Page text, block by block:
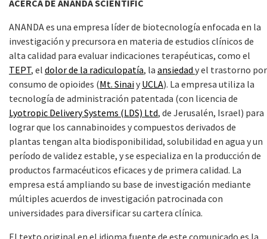
ACERCA DE ANANDA SCIENTIFIC
ANANDA es una empresa líder de biotecnología enfocada en la
investigación y precursora en materia de estudios clínicos de
alta calidad para evaluar indicaciones terapéuticas, como el
TEPT, el dolor de la radiculopatía, la ansiedad y el trastorno por
consumo de opioides (Mt. Sinaiy UCLA). La empresa utiliza la
tecnología de administración patentada (con licencia de
Lyotropic Delivery Systems (LDS) Ltd, de Jerusalén, Israel) para
lograr que los cannabinoides y compuestos derivados de
plantas tengan alta biodisponibilidad, solubilidad en agua y un
período de validez estable, y se especializa en la producción de
productos farmacéuticos eficaces y de primera calidad. La
empresa está ampliando su base de investigación mediante
múltiples acuerdos de investigación patrocinada con
universidades para diversificar su cartera clínica.